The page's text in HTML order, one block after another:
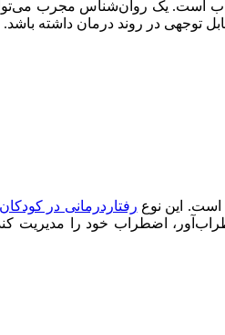
یک روان‌شناس مجرب
توجهی در روند درمان داشته باشد.
این نوع رفتاردرمانی در کودکان
اضطراب خود را مدیریت